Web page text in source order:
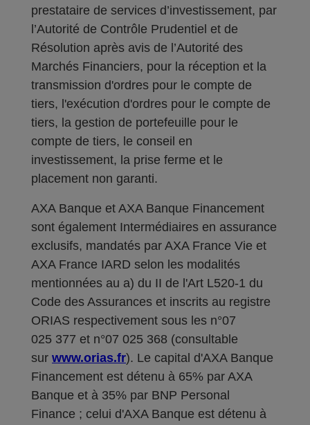
prestataire de services d’investissement, par
l’Autorité de Contrôle Prudentiel et de
Résolution après avis de l’Autorité des
Marchés Financiers, pour la réception et la
transmission d'ordres pour le compte de
tiers, l'exécution d'ordres pour le compte de
tiers, la gestion de portefeuille pour le
compte de tiers, le conseil en
investissement, la prise ferme et le
placement non garanti.
AXA Banque et AXA Banque Financement
sont également Intermédiaires en assurance
exclusifs, mandatés par AXA France Vie et
AXA France IARD selon les modalités
mentionnées au a) du II de l'Art L520-1 du
Code des Assurances et inscrits au registre
ORIAS respectivement sous les n°07
025 377 et n°07 025 368 (consultable
sur www.orias.fr). Le capital d'AXA Banque
Financement est détenu à 65% par AXA
Banque et à 35% par BNP Personal
Finance ; celui d'AXA Banque est détenu à